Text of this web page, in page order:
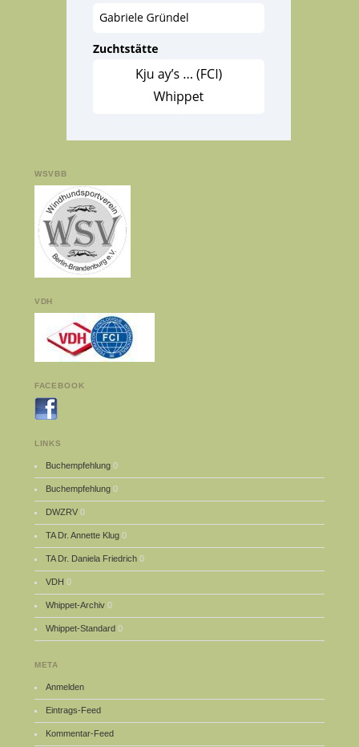
WSVBB
VDH
FACEBOOK
LINKS
Buchempfehlung 0
Buchempfehlung 0
DWZRV 0
TA Dr. Annette Klug 0
TA Dr. Daniela Friedrich 0
VDH 0
Whippet-Archiv 0
Whippet-Standard 0
META
Anmelden
Eintrags-Feed
Kommentar-Feed